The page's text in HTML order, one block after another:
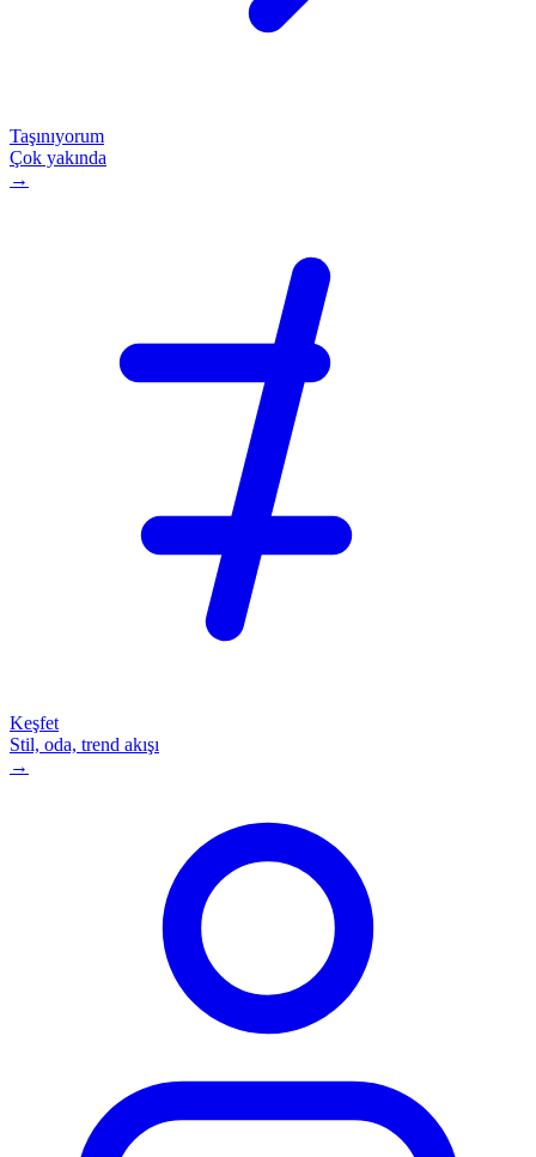
Taşınıyorum
Çok yakında
→
Keşfet
Stil, oda, trend akışı
→